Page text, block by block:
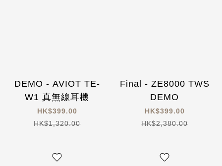
DEMO - AVIOT TE-
W1 真無線耳機
HK$399.00
HK$1,320.00
Final - ZE8000 TWS
DEMO
HK$399.00
HK$2,380.00